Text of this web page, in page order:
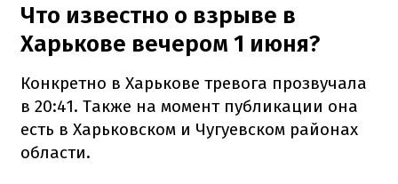
Что известно о взрыве в
Харькове вечером 1 июня?
Конкретно в Харькове тревога прозвучала
в 20:41. Также на момент публикации она
есть в Харьковском и Чугуевском районах
области.